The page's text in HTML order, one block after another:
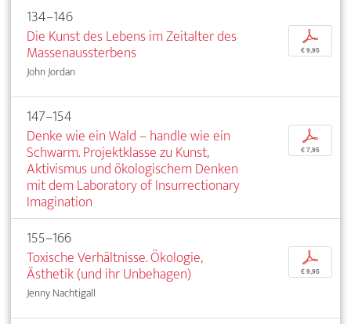
134–146
Die Kunst des Lebens im Zeitalter des
Massenaussterbens
John Jordan
p
€ 9,95
147–154
Denke wie ein Wald – handle wie ein
Schwarm. Projektklasse zu Kunst,
Aktivismus und ökologischem Denken
mit dem Laboratory of Insurrectionary
Imagination
p
€ 7,95
155–166
Toxische Verhältnisse. Ökologie,
Ästhetik (und ihr Unbehagen)
Jenny Nachtigall
p
€ 9,95